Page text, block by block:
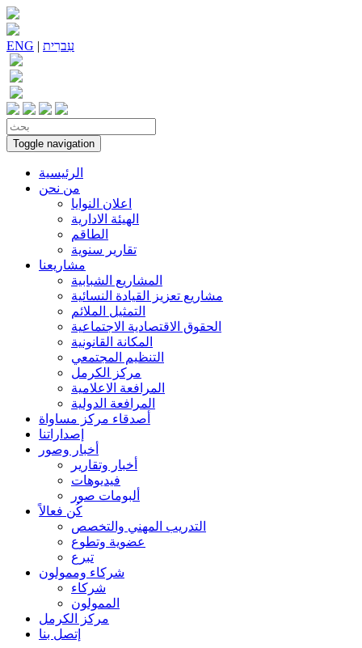
ENG | עִברִית
Toggle navigation
الرئيسية
من نحن
اعلان النوايا
الهيئة الادارية
الطاقم
تقارير سنوية
مشاريعنا
المشاريع الشبابية
مشاريع تعزيز القيادة النسائية
التمثيل الملائم
الحقوق الاقتصادية الاجتماعية
المكانة القانونية
التنظيم المجتمعي
مركز الكرمل
المرافعة الاعلامية
المرافعة الدولية
أصدقاء مركز مساواة
إصداراتنا
أخبار وصور
أخبار وتقارير
فيديوهات
ألبومات صور
كُن فعالاً
التدريب المهني والتخصص
عضوية وتطوع
تبرع
شركاء وممولون
شركاء
الممولون
مركز الكرمل
إتصل بنا